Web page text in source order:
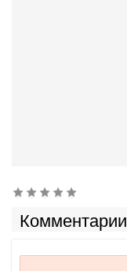
Комментарии